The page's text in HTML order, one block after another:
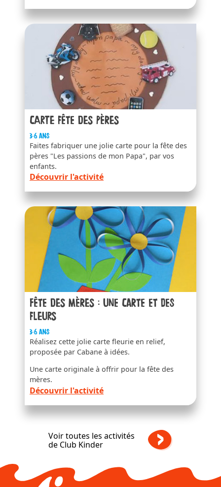
Carte fête des pères
3-6 ans
Faites fabriquer une jolie carte pour la fête des
pères "Les passions de mon Papa", par vos
enfants.
Découvrir l'activité
Fête des mères : une carte et des
fleurs
3-6 ans
Réalisez cette jolie carte fleurie en relief,
proposée par Cabane à idées.
Une carte originale à offrir pour la fête des
mères.
Découvrir l'activité
Voir toutes les activités
de Club Kinder